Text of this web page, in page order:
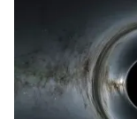
VTV Money
VTV Sức khoẻ